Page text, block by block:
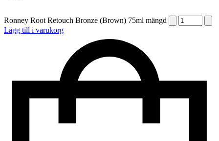
Ronney Root Retouch Bronze (Brown) 75ml mängd
Lägg till i varukorg